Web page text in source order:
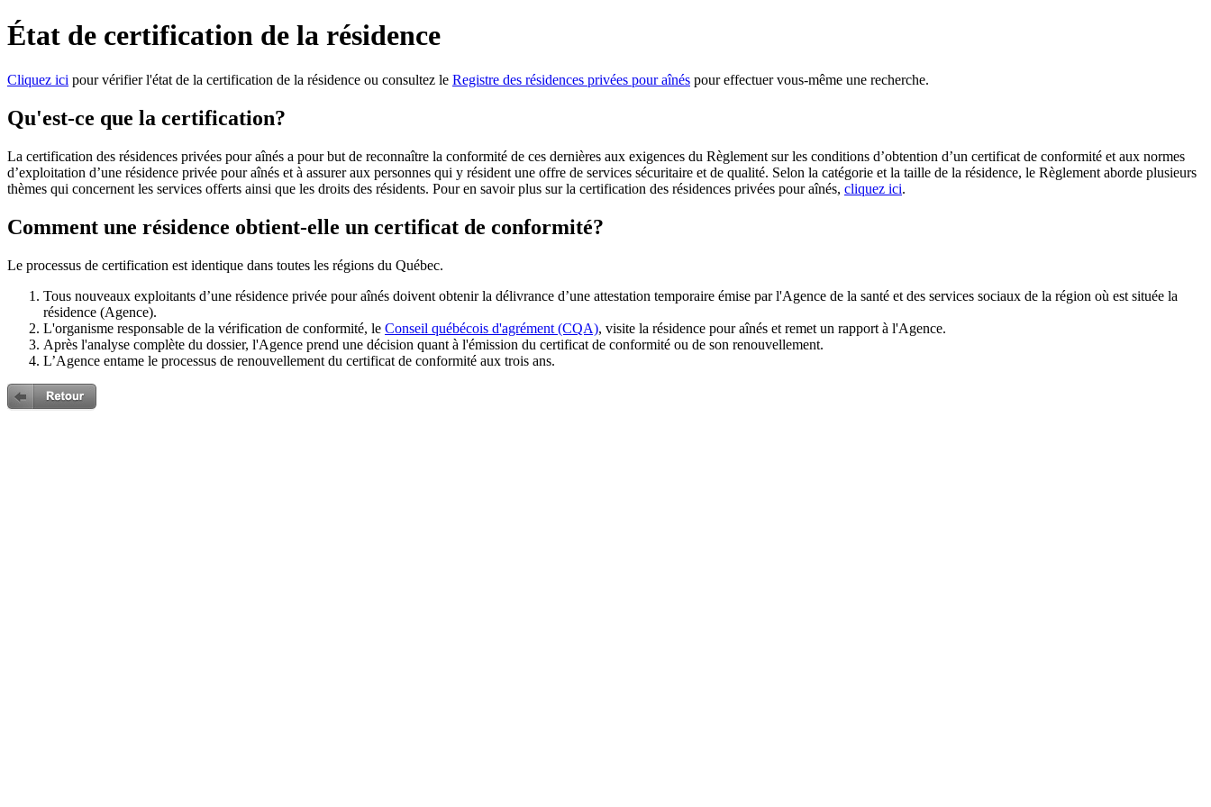
État de certification de la résidence
Cliquez ici pour vérifier l'état de la certification de la résidence ou consultez le Registre des résidences privées pour aînés pour effectuer vous-même une recherche.
Qu'est-ce que la certification?
La certification des résidences privées pour aînés a pour but de reconnaître la conformité de ces dernières aux exigences du Règlement sur les conditions d’obtention d’un certificat de conformité et aux normes
d’exploitation d’une résidence privée pour aînés et à assurer aux personnes qui y résident une offre de services sécuritaire et de qualité. Selon la catégorie et la taille de la résidence, le Règlement aborde plusieurs
thèmes qui concernent les services offerts ainsi que les droits des résidents. Pour en savoir plus sur la certification des résidences privées pour aînés, cliquez ici.
Comment une résidence obtient-elle un certificat de conformité?
Le processus de certification est identique dans toutes les régions du Québec.
Tous nouveaux exploitants d’une résidence privée pour aînés doivent obtenir la délivrance d’une attestation temporaire émise par l'Agence de la santé et des services sociaux de la région où est située la
résidence (Agence).
L'organisme responsable de la vérification de conformité, le Conseil québécois d'agrément (CQA), visite la résidence pour aînés et remet un rapport à l'Agence.
Après l'analyse complète du dossier, l'Agence prend une décision quant à l'émission du certificat de conformité ou de son renouvellement.
L’Agence entame le processus de renouvellement du certificat de conformité aux trois ans.